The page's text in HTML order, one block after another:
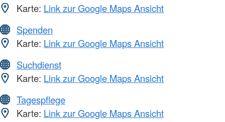
Karte: Link zur Google Maps Ansicht
Spenden
Karte: Link zur Google Maps Ansicht
Suchdienst
Karte: Link zur Google Maps Ansicht
Tagespflege
Karte: Link zur Google Maps Ansicht